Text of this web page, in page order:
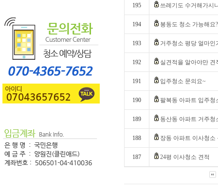
195 쓰레기도 수거해가시
194 봉동도 청소 가능해요?
193 거주청소 평당 얼마인
192 실견적을 알아야만 견
191 입주청소 문의요~
190 팔복동 아파트 입주청
189 동산동 아파트 거주청
188 장동 아파트 이사청소
187 24평 이사청소 견적